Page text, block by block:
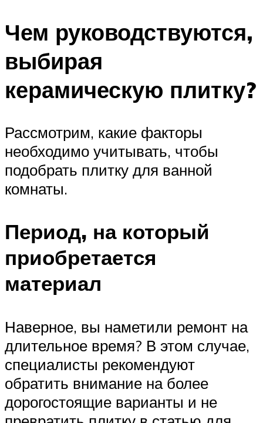
Чем руководствуются,
выбирая
керамическую плитку?
Рассмотрим, какие факторы
необходимо учитывать, чтобы
подобрать плитку для ванной
комнаты.
Период, на который
приобретается
материал
Наверное, вы наметили ремонт на
длительное время? В этом случае,
специалисты рекомендуют
обратить внимание на более
дорогостоящие варианты и не